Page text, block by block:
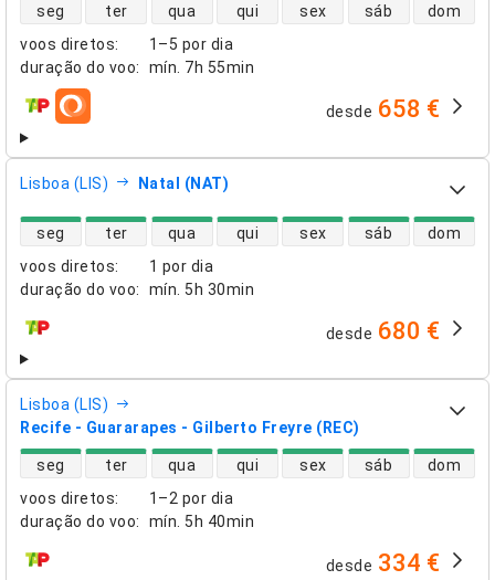
voos diretos:
1–5 por dia
duração do voo: mín. 7h 55min
disponibilidade de voos diretos
seg ter qua qui sex sáb dom
companhias aéreas desde 658 €
Lisboa (LIS) Natal (NAT)
voos diretos:
1 por dia
duração do voo: mín. 5h 30min
disponibilidade de voos diretos
seg ter qua qui sex sáb dom
companhias aéreas desde 680 €
Lisboa (LIS)
Recife - Guararapes - Gilberto Freyre (REC)
voos diretos:
1–2 por dia
duração do voo: mín. 5h 40min
disponibilidade de voos diretos
seg ter qua qui sex sáb dom
companhias aéreas desde 334 €